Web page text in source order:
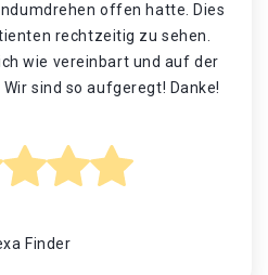
offen hatte. Dies
rechtzeitig zu sehen.
wie vereinbart und auf der
sind so aufgeregt! Danke!
Finder